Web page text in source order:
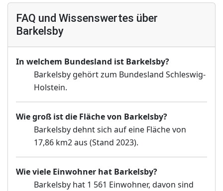
FAQ und Wissenswertes über
Barkelsby
In welchem Bundesland ist Barkelsby?
Barkelsby gehört zum Bundesland Schleswig-
Holstein.
Wie groß ist die Fläche von Barkelsby?
Barkelsby dehnt sich auf eine Fläche von
17,86 km2 aus (Stand 2023).
Wie viele Einwohner hat Barkelsby?
Barkelsby hat 1 561 Einwohner, davon sind